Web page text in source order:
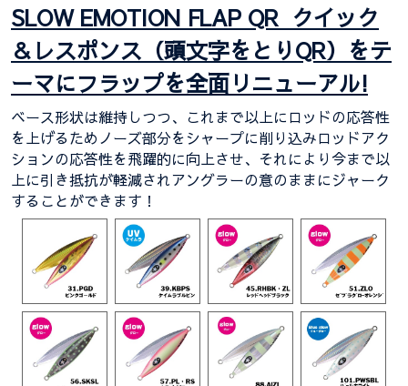
SLOW EMOTION FLAP QR クイック
＆レスポンス（頭文字をとりQR）をテ
ーマにフラップを全面リニューアル!
ベース形状は維持しつつ、これまで以上にロッドの応答性
を上げるためノーズ部分をシャープに削り込みロッドアク
ションの応答性を飛躍的に向上させ、それにより今まで以
上に引き抵抗が軽減されアングラーの意のままにジャーク
することができます！